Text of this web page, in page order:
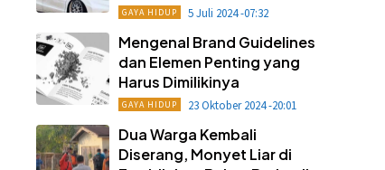
GAYA HIDUP 5 Juli 2024 -07:32
Mengenal Brand Guidelines
dan Elemen Penting yang
Harus Dimilikinya
GAYA HIDUP 23 Oktober 2024 -20:01
Dua Warga Kembali
Diserang, Monyet Liar di